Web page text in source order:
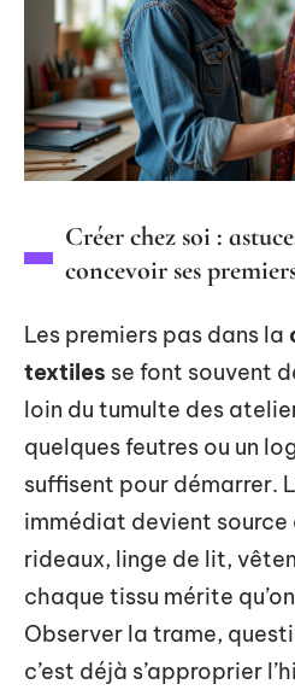
Créer chez soi :
concevoir ses
Les premiers pas dans la
textiles se font souvent
loin du tumulte des
quelques feutres ou un
suffisent pour démarrer.
immédiat devient source
rideaux, linge de lit,
chaque tissu mérite
Observer la trame,
c’est déjà s’approprier